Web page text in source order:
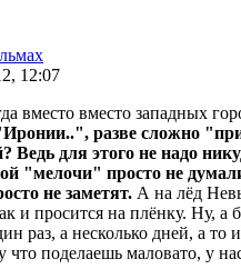
12:07
вместо вместо западных
разве сложно
Ведь для этого не надо
"мелочи" просто не
не заметят. А на лёд
и просится на плёнку. Ну, а
раз, а несколько дней, а
поделаешь маловато, у